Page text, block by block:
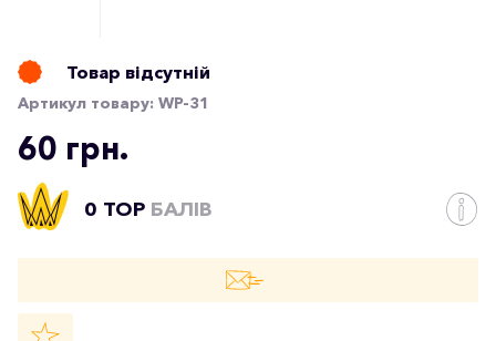
Товар відсутній
Артикул товару: WP-31
60 грн.
0 TOP БАЛІВ